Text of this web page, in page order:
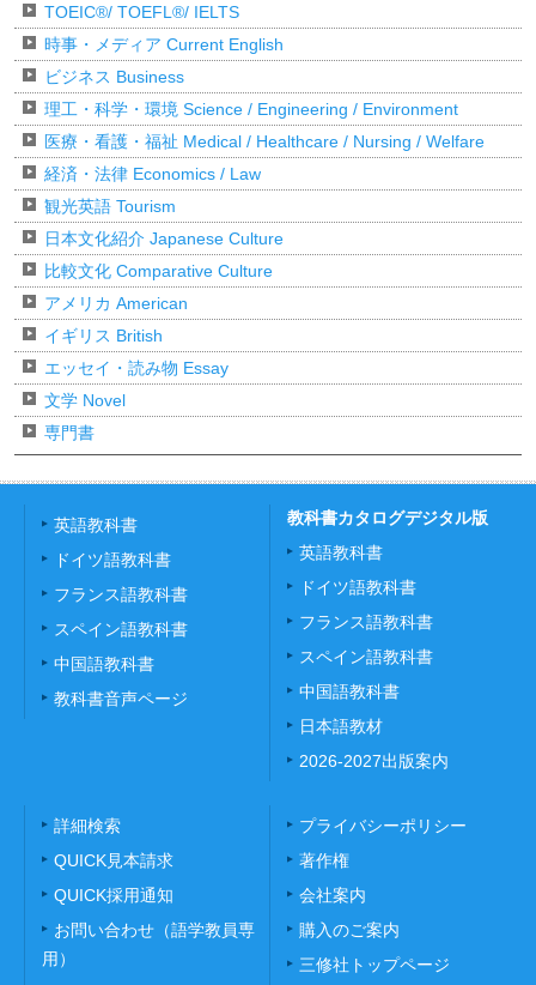
TOEIC®/ TOEFL®/ IELTS
時事・メディア Current English
ビジネス Business
理工・科学・環境 Science / Engineering / Environment
医療・看護・福祉 Medical / Healthcare / Nursing / Welfare
経済・法律 Economics / Law
観光英語 Tourism
日本文化紹介 Japanese Culture
比較文化 Comparative Culture
アメリカ American
イギリス British
エッセイ・読み物 Essay
文学 Novel
専門書
英語教科書
ドイツ語教科書
フランス語教科書
スペイン語教科書
中国語教科書
教科書音声ページ
教科書カタログデジタル版
英語教科書
ドイツ語教科書
フランス語教科書
スペイン語教科書
中国語教科書
日本語教材
2026-2027出版案内
詳細検索
QUICK見本請求
QUICK採用通知
お問い合わせ（語学教員専
用）
プライバシーポリシー
著作権
会社案内
購入のご案内
三修社トップページ